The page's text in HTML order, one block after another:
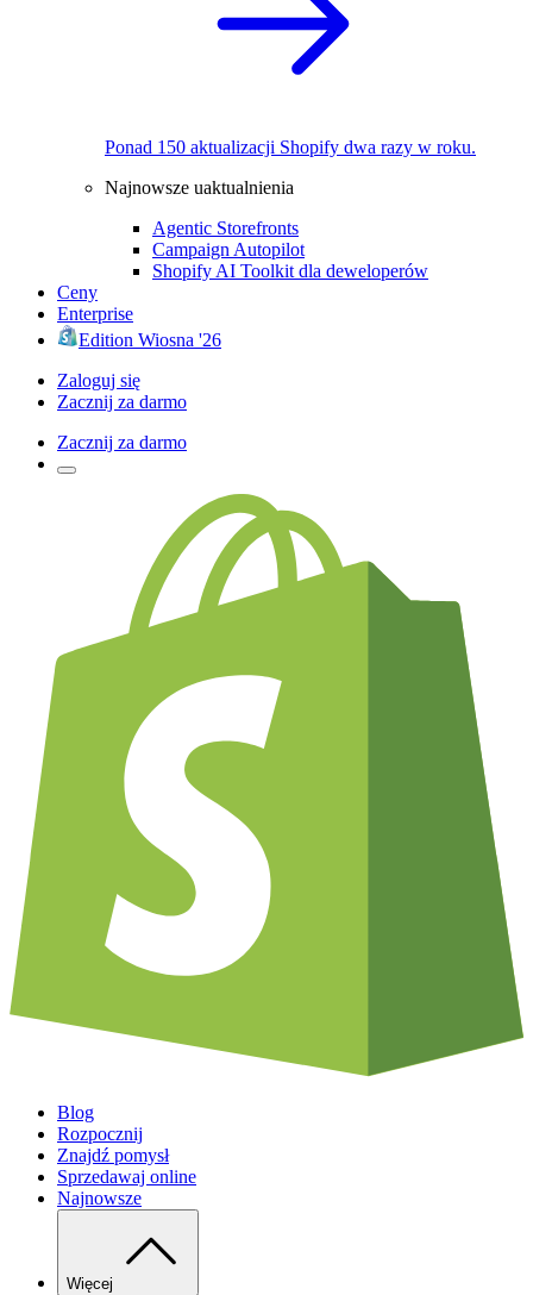
Ponad 150 aktualizacji Shopify dwa razy w roku.
Najnowsze uaktualnienia
Agentic Storefronts
Campaign Autopilot
Shopify AI Toolkit dla deweloperów
Ceny
Enterprise
Edition Wiosna '26
Zaloguj się
Zacznij za darmo
Zacznij za darmo
Blog
Rozpocznij
Znajdź pomysł
Sprzedawaj online
Najnowsze
Więcej